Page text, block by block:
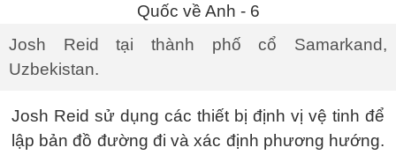
Josh Reid tại thành phố cổ Samarkand,
Uzbekistan.
Josh Reid sử dụng các thiết bị định vị vệ tinh để
lập bản đồ đường đi và xác định phương hướng.